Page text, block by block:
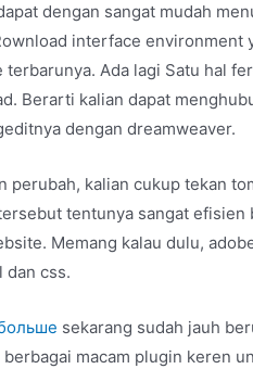
dengan sangat mudah
interface environment
Ada lagi Satu hal
Berarti kalian dapat
dengan dreamweaver.
perubah, kalian cukup tekan
tentunya sangat efisien
Memang kalau dulu,
dan css.
sekarang sudah jauh
macam plugin keren